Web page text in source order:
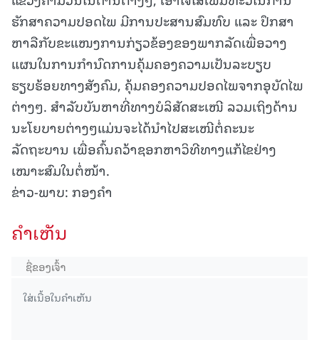
ຮັກສາຄວາມປອດໄພ ມີການປະສານສົມທົບ ແລະ ປຶກສາ
ຫາລືກັບຂະແໜງການກ່ຽວຂ້ອງຂອງພາກລັດເພື່ອວາງ
ແຜນໃນການກຳນົດການຄຸ້ມຄອງຄວາມເປັນລະບຽບ
ຮຽບຮ້ອຍທາງສັງຄົມ, ຄຸ້ມຄອງຄວາມປອດໄພຈາກອຸບັດໄພ
ຕ່າງໆ. ສຳລັບບັນຫາທີ່ທາງບໍລິສັດສະເໜີ ລວມເຖິງດ້ານ
ນະໂຍບາຍຕ່າງໆແມ່ນຈະໄດ້ນຳໄປສະເໜີຕໍ່ຄະນະ
ລັດຖະບານ ເພື່ອຄົ້ນຄວ້າຊອກຫາວິທີທາງແກ້ໄຂຢ່າງ
ເໝາະສົມໃນຕໍ່ໜ້າ.
ຂ່າວ-ພາບ: ກອງຄຳ
ຄໍາເຫັນ